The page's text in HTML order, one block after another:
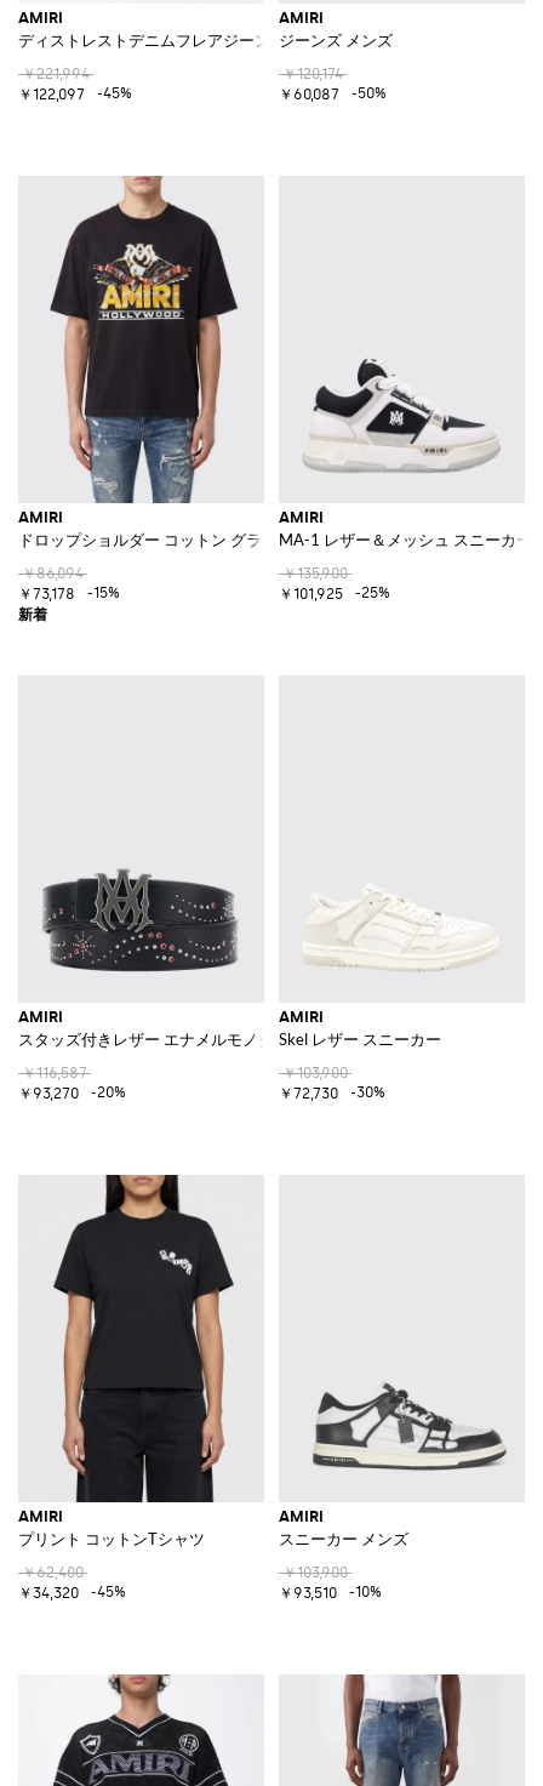
AMIRI
ディストレストデニムフレアジーンズ
￥221,994
￥122,097
-45%
AMIRI
ジーンズ メンズ
￥120,174
￥60,087
-50%
AMIRI
ドロップショルダー コットン グラフィックロゴプリント Tシャツ
￥86,094
￥73,178
-15%
AMIRI
MA-1 レザー＆メッシュ スニーカー
￥135,900
￥101,925
-25%
AMIRI
スタッズ付きレザー エナメルモノグラムバックルベルト
￥116,587
￥93,270
-20%
AMIRI
Skel レザー スニーカー
￥103,900
￥72,730
-30%
AMIRI
プリント コットンTシャツ
￥62,400
￥34,320
-45%
AMIRI
スニーカー メンズ
￥103,900
￥93,510
-10%